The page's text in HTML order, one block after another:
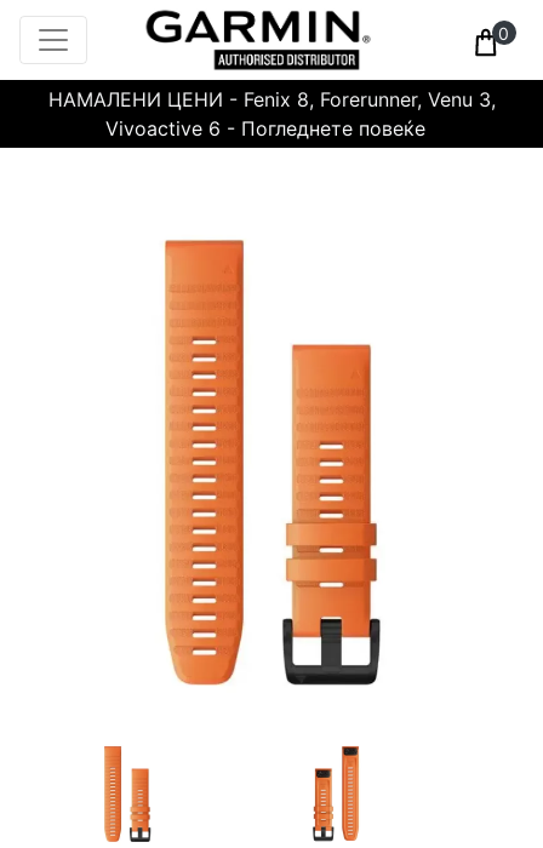
0
НАМАЛЕНИ ЦЕНИ - Fenix 8, Forerunner, Venu 3,
Vivoactive 6 - Погледнете повеќе